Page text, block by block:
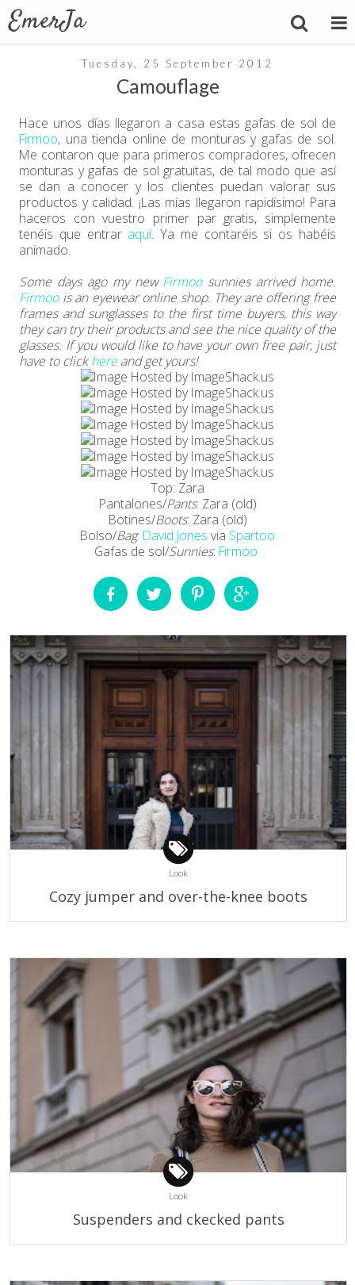
Tuesday, 25 September 2012
Camouflage
Hace unos días llegaron a casa estas gafas de sol de
Firmoo, una tienda online de monturas y gafas de sol.
Me contaron que para primeros compradores, ofrecen
monturas y gafas de sol gratuitas, de tal modo que así
se dan a conocer y los clientes puedan valorar sus
productos y calidad. ¡Las mías llegaron rapidísimo! Para
haceros con vuestro primer par gratis, simplemente
tenéis que entrar aquí. Ya me contaréis si os habéis
animado.
Some days ago my new Firmoosunnies arrived home.
Firmoois an eyewear online shop. They are offering free
frames and sunglasses to the first time buyers, this way
they can try their products and see the nice quality of the
glasses. If you would like to have your own free pair, just
have to clickhere and get yours!
Top: Zara
Pantalones/Pants: Zara (old)
Botines/Boots: Zara (old)
Bolso/Bag: David Jones via Spartoo
Gafas de sol/Sunnies: Firmoo
Look
Cozy jumper and over-the-knee boots
Look
Suspenders and ckecked pants